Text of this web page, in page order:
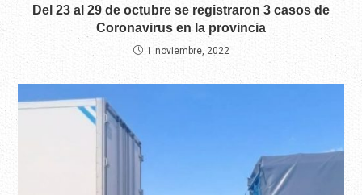
Del 23 al 29 de octubre se registraron 3 casos de
Coronavirus en la provincia
1 noviembre, 2022